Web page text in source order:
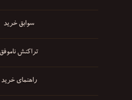
سوابق خرید
تراکنش ناموفق
راهنمای خرید